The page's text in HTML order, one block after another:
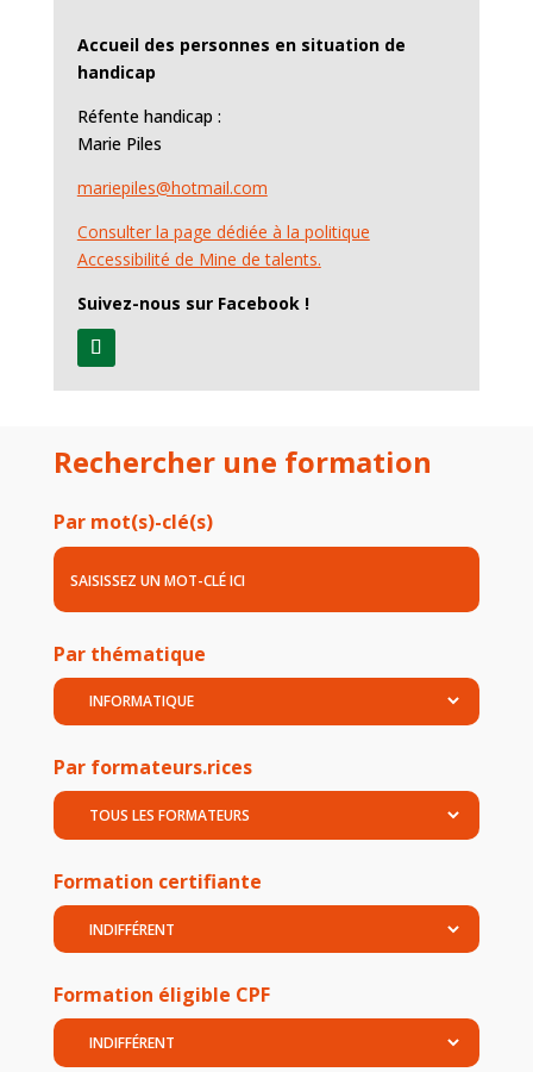
Accueil des personnes en situation de
handicap
Réfente handicap :
Marie Piles
mariepiles@hotmail.com
Consulter la page dédiée à la politique
Accessibilité de Mine de talents.
Suivez-nous sur Facebook !
Rechercher une formation
Par mot(s)-clé(s)
Par thématique
Par formateurs.rices
Formation certifiante
Formation éligible CPF